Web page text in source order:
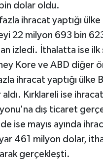
dolar oldu.
ihracat yaptığı
22 milyon 693 bin
izledi. İthalatta ise
Kore ve ABD diğer
ihracat yaptığı
aldı. Kırklareli ise
dış ticaret
ise mayıs ayında
461 milyon dolar,
gerçekleşti.